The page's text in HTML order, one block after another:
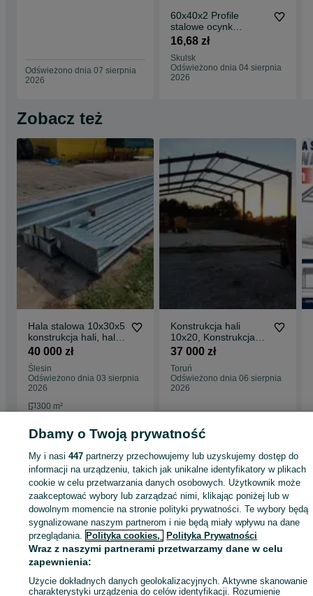
Odświeżono dnia 07 sierpnia
2026
60x40x2 Profile
stalowe ocynk
zamknięte rury łaty
ogrodzenie słupy
16,68 zł
Skulsk
Odświeżono dnia 04 sierpnia
2026
Zobacz też
Hala stalowa 10x30x5
konstrukcja hali, hala
magazynowa, od ręki
40 000 zł
Ślesin
Odświeżono dnia 03 sierpnia
2026
300 m²
Konstrukcja hali
10x20, Konstrukcja
ocynkowana, Hale
stalowe, PROMOCJA
37 000 zł
Toruń
Odświeżono dnia 06 sierpnia
2026
Strona główna Budowa i Remont Garaże Garaże - Wielkopolskie
Garaże -
Skulsk
KATEGORIA
573746480 Wyświetlenia:
Zadzwoń / SMS Wyślij wiadomość
Dbamy o Twoją prywatność
My i nasi447 partnerzy przechowujemy lub uzyskujemy dostęp do
informacji na urządzeniu, takich jak unikalne identyfikatory w plikach
cookie w celu przetwarzania danych osobowych. Użytkownik może
zaakceptować wybory lub zarządzać nimi, klikając poniżej lub w
dowolnym momencie na stronie polityki prywatności. Te wybory będą
sygnalizowane naszym partnerom i nie będą miały wpływu na dane
przeglądania. Polityka cookies, Polityka Prywatności
Wraz z naszymi partnerami przetwarzamy dane w celu
zapewnienia:
Użycie dokładnych danych geolokalizacyjnych. Aktywne skanowanie
charakterystyki urządzenia do celów identyfikacji. Rozumienie